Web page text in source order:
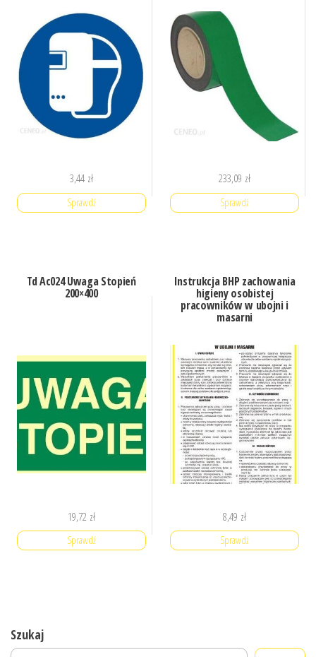
3,44 zł
Sprawdź
233,09 zł
Sprawdź
Td Ac024 Uwaga Stopień
200×400
19,72 zł
Sprawdź
Instrukcja BHP zachowania
higieny osobistej
pracowników w ubojni i
masarni
8,49 zł
Sprawdź
Szukaj